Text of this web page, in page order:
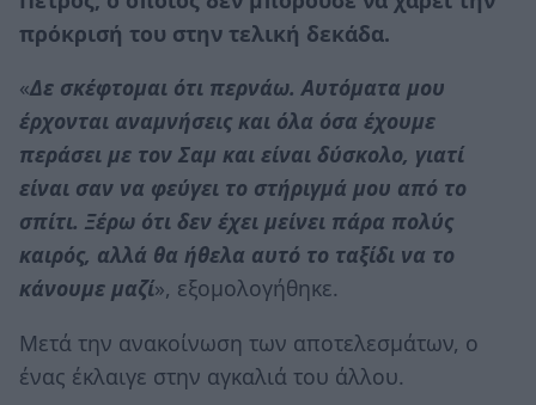
πρόκρισή του στην τελική δεκάδα.
«Δε σκέφτομαι ότι περνάω. Αυτόματα μου
έρχονται αναμνήσεις και όλα όσα έχουμε
περάσει με τον Σαμ και είναι δύσκολο, γιατί
είναι σαν να φεύγει το στήριγμά μου από το
σπίτι. Ξέρω ότι δεν έχει μείνει πάρα πολύς
καιρός, αλλά θα ήθελα αυτό το ταξίδι να το
κάνουμε μαζί», εξομολογήθηκε.
Μετά την ανακοίνωση των αποτελεσμάτων, ο
ένας έκλαιγε στην αγκαλιά του άλλου.